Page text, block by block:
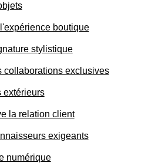
boutique
stylistique
collaborations exclusives
extérieurs
la relation client
exigeants
numérique